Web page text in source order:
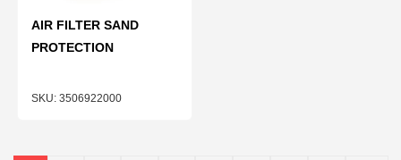
3506922000
AIR FILTER SAND
PROTECTION